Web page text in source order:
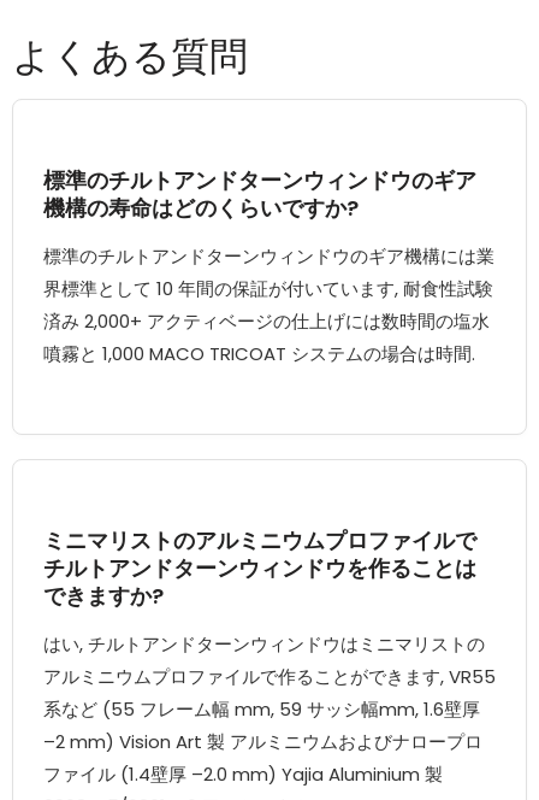
よくある質問
標準のチルトアンドターンウィンドウのギア
機構の寿命はどのくらいですか?
標準のチルトアンドターンウィンドウのギア機構には業
界標準として 10 年間の保証が付いています, 耐食性試験
済み 2,000+ アクティベージの仕上げには数時間の塩水
噴霧と 1,000 MACO TRICOAT システムの場合は時間.
ミニマリストのアルミニウムプロファイルで
チルトアンドターンウィンドウを作ることは
できますか?
はい, チルトアンドターンウィンドウはミニマリストの
アルミニウムプロファイルで作ることができます, VR55
系など (55 フレーム幅 mm, 59 サッシ幅mm, 1.6壁厚
–2 mm) Vision Art 製 アルミニウムおよびナロープロ
ファイル (1.4壁厚 –2.0 mm) Yajia Aluminium 製